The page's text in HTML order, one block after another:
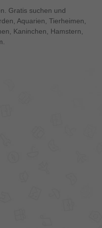
Gratis suchen und
Aquarien, Tierheimen,
Kaninchen, Hamstern,